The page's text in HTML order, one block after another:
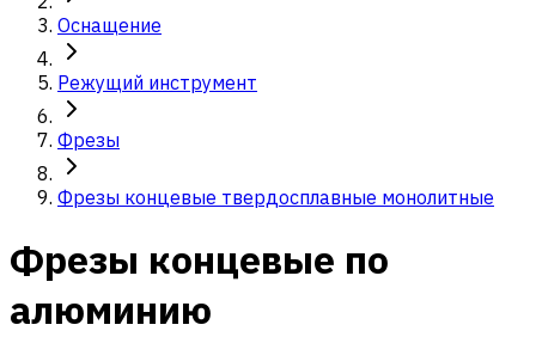
Оснащение
Режущий инструмент
Фрезы
Фрезы концевые твердосплавные монолитные
Фрезы концевые по
алюминию